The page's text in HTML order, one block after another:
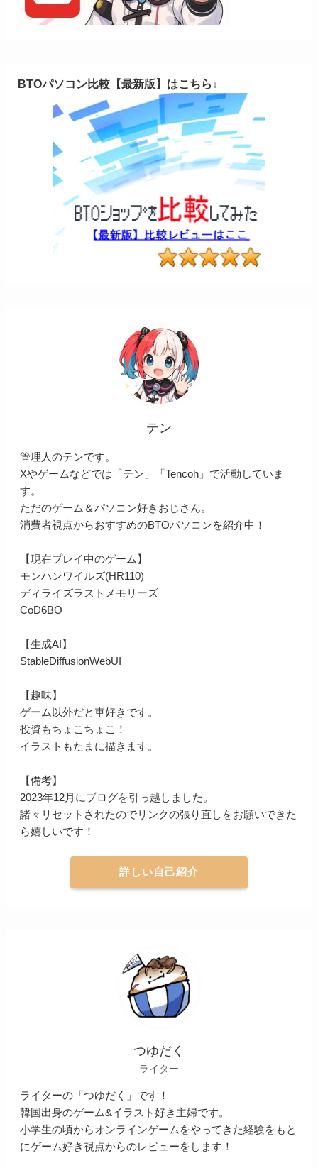
BTOパソコン比較【最新版】はこちら↓
テン
管理人のテンです。
Xやゲームなどでは「テン」「Tencoh」で活動していま
す。
ただのゲーム＆パソコン好きおじさん。
消費者視点からおすすめのBTOパソコンを紹介中！
【現在プレイ中のゲーム】
モンハンワイルズ(HR110)
ディライズラストメモリーズ
CoD6BO
【生成AI】
StableDiffusionWebUI
【趣味】
ゲーム以外だと車好きです。
投資もちょこちょこ！
イラストもたまに描きます。
【備考】
2023年12月にブログを引っ越しました。
諸々リセットされたのでリンクの張り直しをお願いできた
ら嬉しいです！
詳しい自己紹介
つゆだく
ライター
ライターの「つゆだく」です！
韓国出身のゲーム&イラスト好き主婦です。
小学生の頃からオンラインゲームをやってきた経験をもと
にゲーム好き視点からのレビューをします！